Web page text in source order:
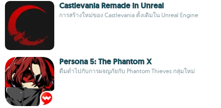
Castlevania Remade in Unreal
การสร้างใหม่ของ Castlevania ดั้งเดิมใน Unreal Engine
Persona 5: The Phantom X
ดื่มด่ำไปกับการผจญภัยกับ Phantom Thieves กลุ่มใหม่